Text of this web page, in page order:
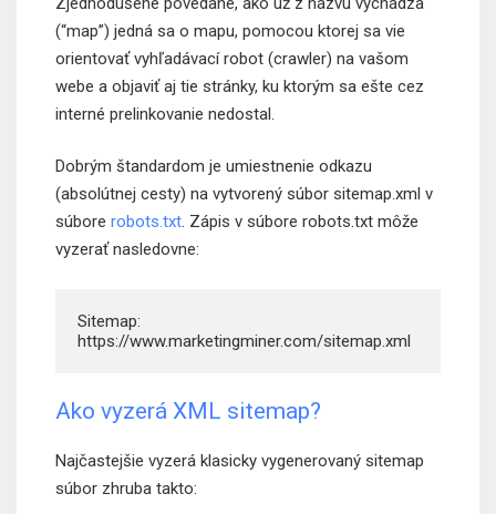
(“map”) jedná sa o mapu, pomocou ktorej sa vie
orientovať vyhľadávací robot (crawler) na vašom
webe a objaviť aj tie stránky, ku ktorým sa ešte cez
interné prelinkovanie nedostal.
Dobrým štandardom je umiestnenie odkazu
(absolútnej cesty) na vytvorený súbor sitemap.xml v
súbore robots.txt. Zápis v súbore robots.txt môže
vyzerať nasledovne:
Sitemap:
https://www.marketingminer.com/sitemap.xml
Ako vyzerá XML sitemap?
Najčastejšie vyzerá klasicky vygenerovaný sitemap
súbor zhruba takto: